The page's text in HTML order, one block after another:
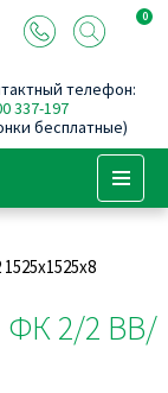
0
телефон:
337-197
бесплатные)
2/2 ВВ/